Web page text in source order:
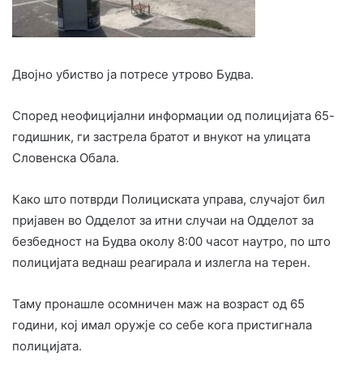
Двојно убиство ја потресе утрово Будва.
Според неофицијални информации од полицијата 65-
годишник, ги застрела братот и внукот на улицата
Словенска Обала.
Како што потврди Полициската управа, случајот бил
пријавен во Одделот за итни случаи на Одделот за
безбедност на Будва околу 8:00 часот наутро, по што
полицијата веднаш реагирала и излегла на терен.
Таму пронашле осомничен маж на возраст од 65
години, кој имал оружје со себе кога пристигнала
полицијата.